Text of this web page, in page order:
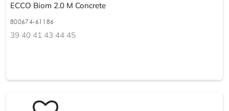
ECCO Biom 2.0 M Concrete
800674-61186
39 40 41 43 44 45